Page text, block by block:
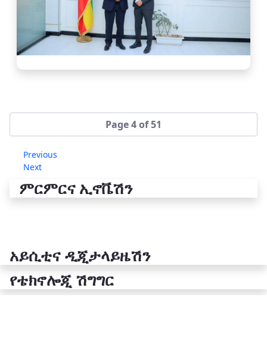
Page 4 of 51
Previous
Next
ምርምርና ኢኖቬሽን
አይሲቲና ዲጂታላይዜሽን
የቴክኖሎጂ ሽግግር